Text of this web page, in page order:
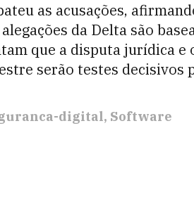
as acusações,
da Delta são
que a disputa jurídica e
serão testes decisivos
digital Software